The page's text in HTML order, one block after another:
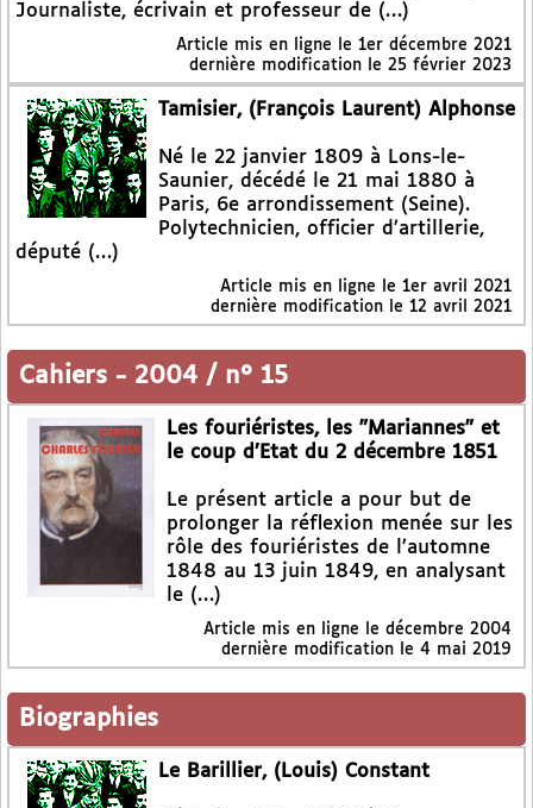
Journaliste, écrivain et professeur de (…)
Article mis en ligne le 1er décembre 2021
dernière modification le 25 février 2023
Tamisier, (François Laurent) Alphonse
Né le 22 janvier 1809 à Lons-le-
Saunier, décédé le 21 mai 1880 à
Paris, 6e arrondissement (Seine).
Polytechnicien, officier d’artillerie,
député (…)
Article mis en ligne le 1er avril 2021
dernière modification le 12 avril 2021
Cahiers - 2004 / n° 15
Les fouriéristes, les "Mariannes" et
le coup d’Etat du 2 décembre 1851
Le présent article a pour but de
prolonger la réflexion menée sur les
rôle des fouriéristes de l’automne
1848 au 13 juin 1849, en analysant
le (…)
Article mis en ligne le décembre 2004
dernière modification le 4 mai 2019
Biographies
Le Barillier, (Louis) Constant